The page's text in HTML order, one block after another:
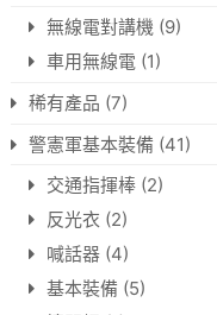
無線電對講機 (9)
車用無線電 (1)
稀有產品 (7)
警憲軍基本裝備 (41)
交通指揮棒 (2)
反光衣 (2)
喊話器 (4)
基本裝備 (5)